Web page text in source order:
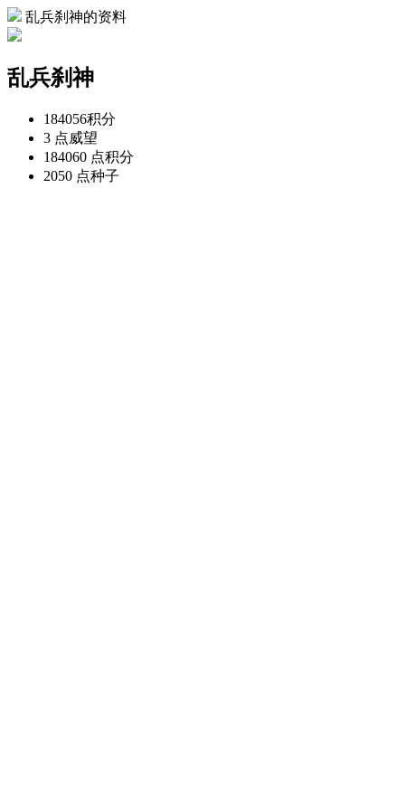
乱兵刹神的资料
乱兵刹神
184056积分
3 点威望
184060 点积分
2050 点种子